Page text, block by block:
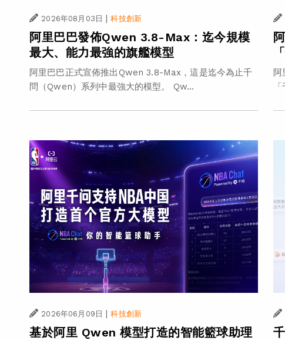
2026年08月03日 | 科技創新
阿里巴巴發佈Qwen 3.8-Max：迄今規模
最大、能力最強的旗艦模型
阿里巴巴正式宣佈推出Qwen 3.8-Max，這是迄今為止千
問（Qwen）系列中最強大的模型。 Qw...
阿
2026年06月09日 | 科技創新
基於阿里 Qwen 模型打造的智能籃球助理